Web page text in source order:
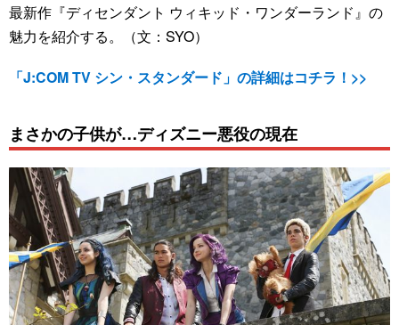
最新作『ディセンダント ウィキッド・ワンダーランド』の
魅力を紹介する。（文：SYO）
「J:COM TV シン・スタンダード」の詳細はコチラ！>>
まさかの子供が…ディズニー悪役の現在